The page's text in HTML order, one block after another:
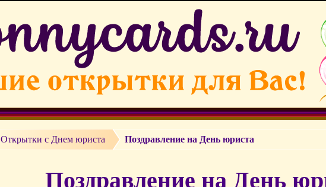
Открытки с Днем юриста Поздравление на День юриста
Поздравление на День